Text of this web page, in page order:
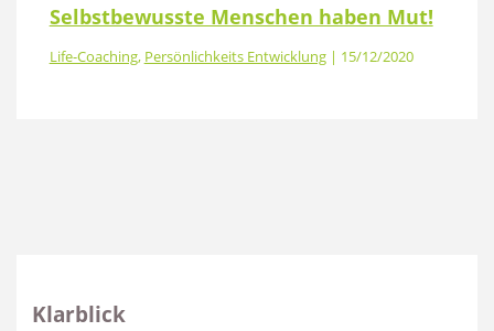
Selbstbewusste Menschen haben Mut!
Life-Coaching, Persönlichkeits Entwicklung| 15/12/2020
Klarblick